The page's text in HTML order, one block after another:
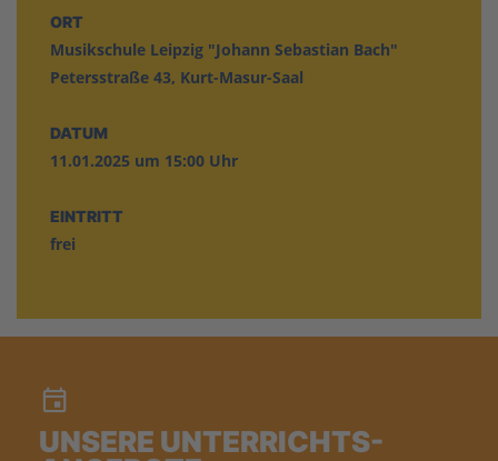
ORT
Musikschule Leipzig "Johann Sebastian Bach"
Petersstraße 43, Kurt-Masur-Saal
DATUM
11.01.2025 um 15:00 Uhr
EINTRITT
frei
UNSERE UNTERRICHTS-